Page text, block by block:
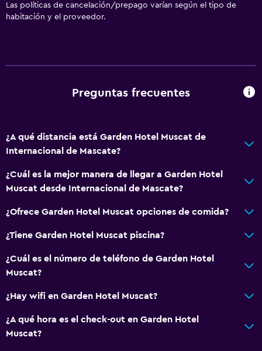
Sauna
Secador de pelo
Tienda de regalos
General
Espacio de almacenamiento
Ideal para familias
Cuidado de niños o guardería
Las políticas de cancelación/prepago varían según el tipo de
habitación y el proveedor.
Preguntas frecuentes
¿A qué distancia está Garden Hotel Muscat de
Internacional de Mascate?
¿Cuál es la mejor manera de llegar a Garden Hotel
Muscat desde Internacional de Mascate?
¿Ofrece Garden Hotel Muscat opciones de comida?
¿Tiene Garden Hotel Muscat piscina?
¿Cuál es el número de teléfono de Garden Hotel
Muscat?
¿Hay wifi en Garden Hotel Muscat?
¿A qué hora es el check-out en Garden Hotel
Muscat?